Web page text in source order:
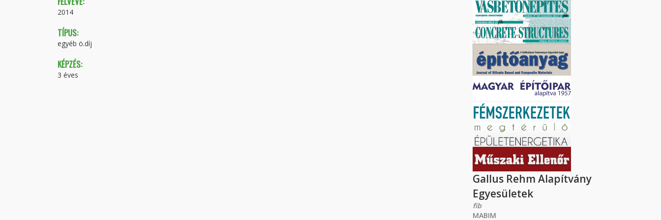
2014
TÍPUS:
egyéb ö.díj
KÉPZÉS:
3 éves
Gallus Rehm Alapítvány
Egyesületek
fib
MABIM